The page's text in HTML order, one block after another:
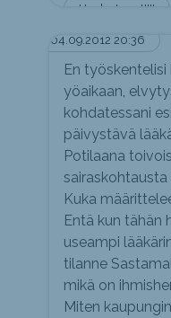
Huolestunut!!!!
04.09.2012 20:36
En
yöaikaan,
kohdatessani
päivystävä
Potilaana
sairaskohtausta
Kuka
Entä kun tähän
useampi
tilanne
mikä on
Miten